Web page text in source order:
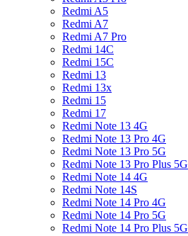
Redmi A5
Redmi A7
Redmi A7 Pro
Redmi 14C
Redmi 15C
Redmi 13
Redmi 13x
Redmi 15
Redmi 17
Redmi Note 13 4G
Redmi Note 13 Pro 4G
Redmi Note 13 Pro 5G
Redmi Note 13 Pro Plus 5G
Redmi Note 14 4G
Redmi Note 14S
Redmi Note 14 Pro 4G
Redmi Note 14 Pro 5G
Redmi Note 14 Pro Plus 5G